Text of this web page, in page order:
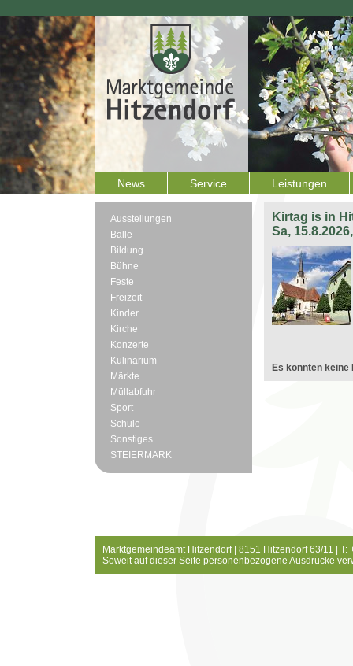
News Service Leistungen
Ausstellungen
Bälle
Bildung
Bühne
Feste
Freizeit
Kinder
Kirche
Konzerte
Kulinarium
Märkte
Müllabfuhr
Sport
Schule
Sonstiges
STEIERMARK
Kirtag is in
Sa,
Es konnten keine
Marktgemeindeamt Hitzendorf | 8151 Hitzendorf 63/11 |
Soweit auf dieser Seite personenbezogene Ausdrücke